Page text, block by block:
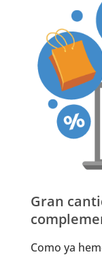
Gran
Como ya